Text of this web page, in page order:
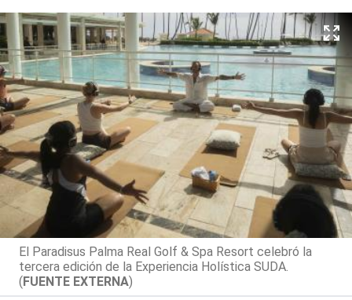
El Paradisus Palma Real Golf & Spa Resort celebró la
tercera edición de la Experiencia Holística SUDA.
(FUENTE EXTERNA)